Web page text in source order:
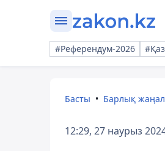
#Референдум-2026
Басты Барлық
12:29, 27 наурыз